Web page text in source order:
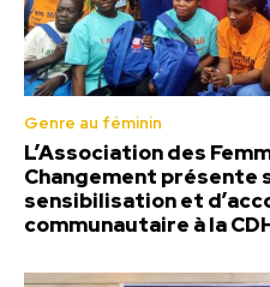
Genre au féminin
L’Association des
Changement présente
sensibilisation et
communautaire à la